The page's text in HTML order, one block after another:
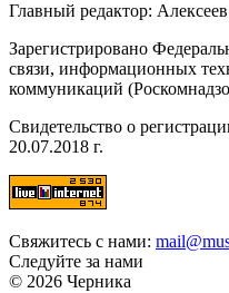
Главный редактор:
Зарегистрировано
связи, информационных
коммуникаций
Свидетельство о
20.07.2018 г.
Свяжитесь с нами:
Следуйте за нами
© 2026 Черника